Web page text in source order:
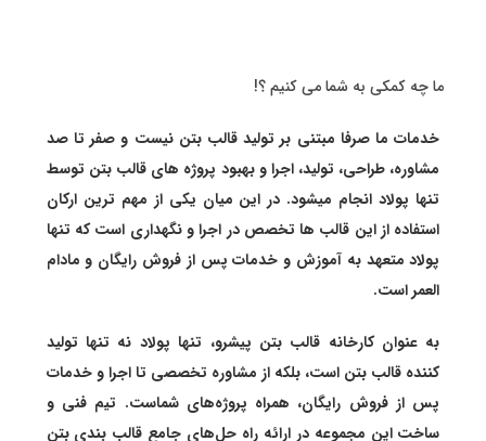
ما چه کمکی به شما می کنیم ؟!
خدمات ما صرفا مبتنی بر تولید قالب بتن نیست و صفر تا صد
مشاوره، طراحی، تولید، اجرا و بهبود پروژه های قالب بتن توسط
تنها پولاد انجام میشود. در این میان یکی از مهم ترین ارکان
استفاده از این قالب ها تخصص در اجرا و نگهداری است که تنها
پولاد متعهد به آموزش و خدمات پس از فروش رایگان و مادام
العمر است.
به عنوانکارخانه قالب بتن پیشرو، تنها پولاد نه تنها تولید
کننده قالب بتن است، بلکه از مشاوره تخصصی تا اجرا و خدمات
پس از فروش رایگان، همراه پروژه‌های شماست. تیم فنی و
ساخت این مجموعه در ارائه راه حل‌های جامع قالب بندی بتن